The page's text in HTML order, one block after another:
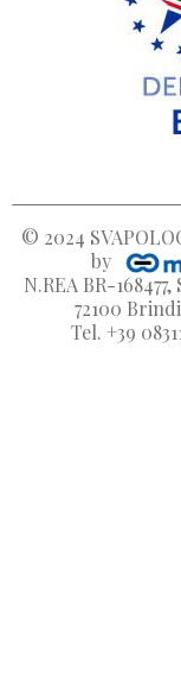
© 2024
by
N.REA BR-
72100
Tel. +39